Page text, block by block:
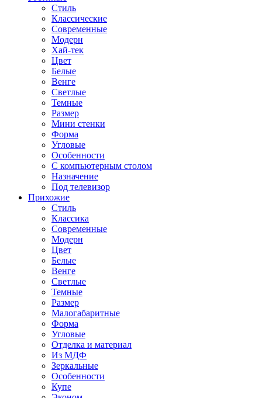
Стиль
Классические
Современные
Модерн
Хай-тек
Цвет
Белые
Венге
Светлые
Темные
Размер
Мини стенки
Форма
Угловые
Особенности
С компьютерным столом
Назначение
Под телевизор
Прихожие
Стиль
Классика
Современные
Модерн
Цвет
Белые
Венге
Светлые
Темные
Размер
Малогабаритные
Форма
Угловые
Отделка и материал
Из МДФ
Зеркальные
Особенности
Купе